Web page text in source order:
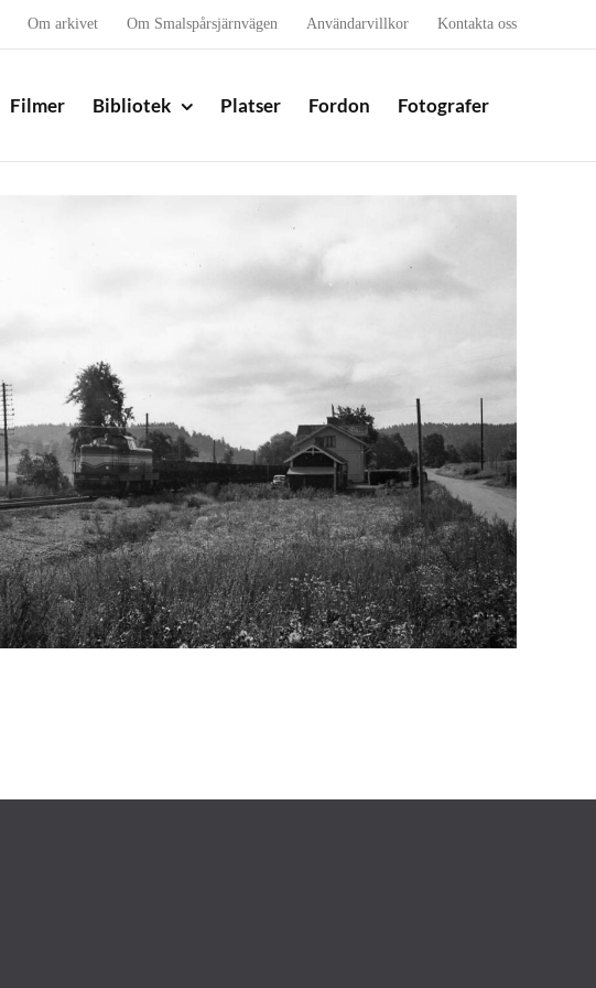
Om arkivet Om Smalspårsjärnvägen Användarvillkor Kontakta oss
Filmer Bibliotek Platser Fordon Fotografer